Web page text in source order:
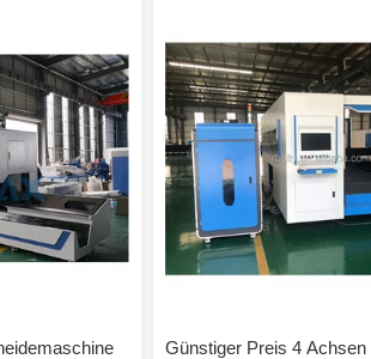
Günstiger Preis 4 Achsen